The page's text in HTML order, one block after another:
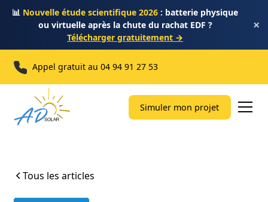
📊 Nouvelle étude scientifique 2026 : batterie physique
ou virtuelle après la chute du rachat EDF ?
Télécharger gratuitement →
×
Appel gratuit au04 94 91 27 53
Simuler mon projet
Tous les articles